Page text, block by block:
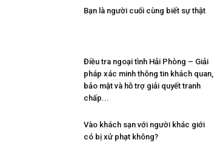
giss,
cong
Bạn là người cuối cùng biết sự thật
Điều tra ngoại tình Hải Phòng – Giải
pháp xác minh thông tin khách quan,
bảo mật và hỗ trợ giải quyết tranh
chấp...
Vào khách sạn với người khác giới
có bị xử phạt không?